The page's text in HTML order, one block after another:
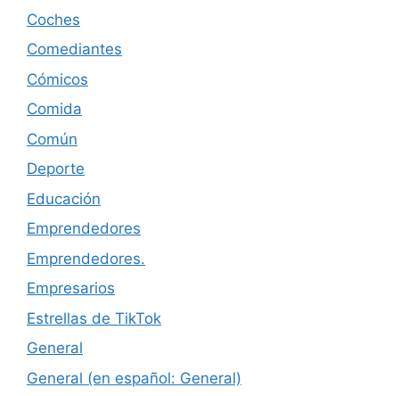
Coches
Comediantes
Cómicos
Comida
Común
Deporte
Educación
Emprendedores
Emprendedores.
Empresarios
Estrellas de TikTok
General
General (en español: General)